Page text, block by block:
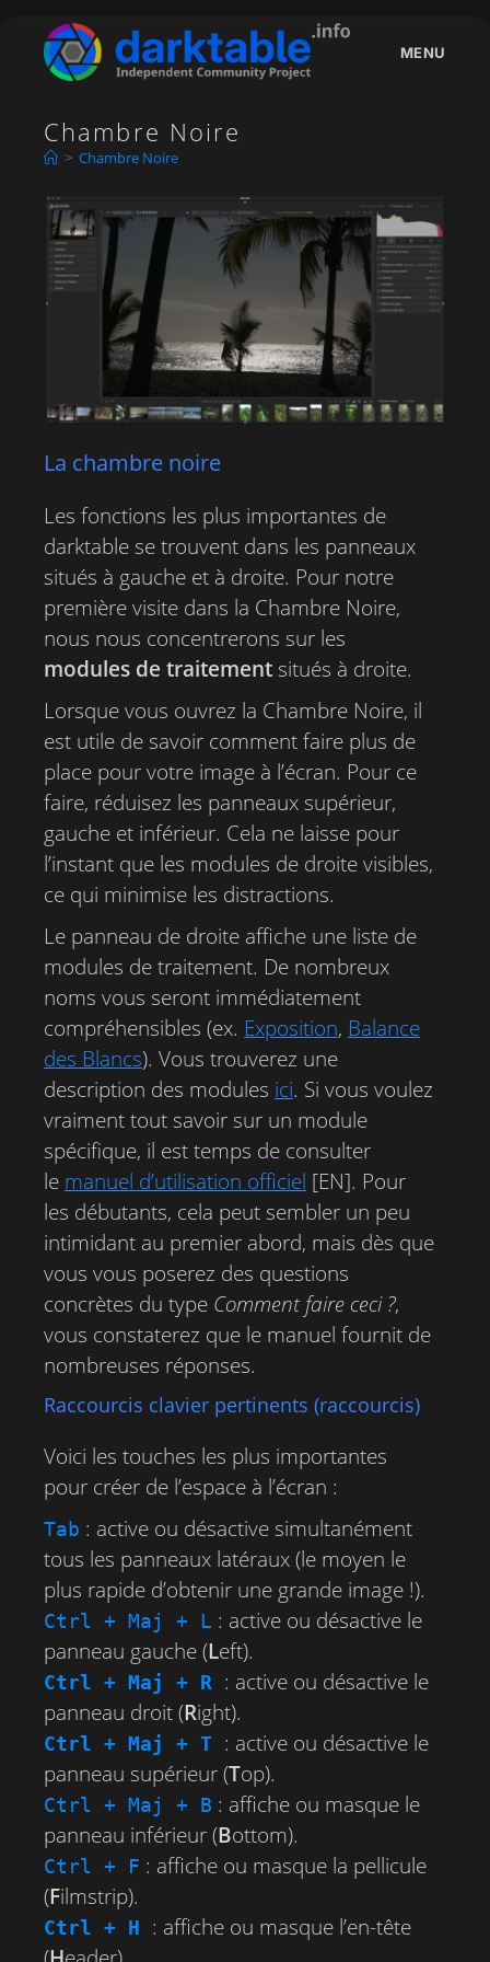
content
MENU
Chambre Noire
> Chambre Noire
La chambre noire
Les fonctions les plus importantes de
darktable se trouvent dans les panneaux
situés à gauche et à droite. Pour notre
première visite dans la Chambre Noire,
nous nous concentrerons sur les
modules de traitement situés à droite.
Lorsque vous ouvrez la Chambre Noire, il
est utile de savoir comment faire plus de
place pour votre image à l’écran. Pour ce
faire, réduisez les panneaux supérieur,
gauche et inférieur. Cela ne laisse pour
l’instant que les modules de droite visibles,
ce qui minimise les distractions.
Le panneau de droite affiche une liste de
modules de traitement. De nombreux
noms vous seront immédiatement
compréhensibles (ex. Exposition, Balance
des Blancs). Vous trouverez une
description des modules ici. Si vous voulez
vraiment tout savoir sur un module
spécifique, il est temps de consulter
le manuel d’utilisation officiel [EN]. Pour
les débutants, cela peut sembler un peu
intimidant au premier abord, mais dès que
vous vous poserez des questions
concrètes du type Comment faire ceci ?,
vous constaterez que le manuel fournit de
nombreuses réponses.
Raccourcis clavier pertinents (raccourcis)
Voici les touches les plus importantes
pour créer de l’espace à l’écran :
Tab : active ou désactive simultanément
tous les panneaux latéraux (le moyen le
plus rapide d’obtenir une grande image !).
Ctrl + Maj + L : active ou désactive le
panneau gauche (Left).
Ctrl + Maj + R
: active ou désactive le
panneau droit (Right).
Ctrl + Maj + T
: active ou désactive le
panneau supérieur (Top).
Ctrl + Maj + B : affiche ou masque le
panneau inférieur (Bottom).
Ctrl + F : affiche ou masque la pellicule
(Filmstrip).
Ctrl + H
: affiche ou masque l’en-tête